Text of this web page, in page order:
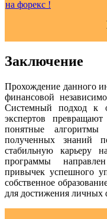
Заключение
Прохождение данного
финансовой
Системный подход к
экспертов
понятные алгоритмы
полученных знаний
стабильную карьеру
программы
привычек успешного
собственное
для достижения личных